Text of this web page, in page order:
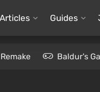
Articles Guides
Baldur's